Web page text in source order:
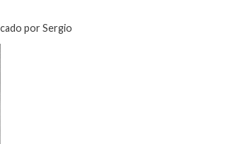
por Sergio